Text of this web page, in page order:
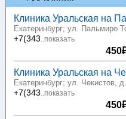
Клиника Уральская на
Екатеринбург; ул. Пальмиро
+7(343 ..показать
Клиника Уральская на
Екатеринбург; ул. Чекистов,
+7(343 ..показать